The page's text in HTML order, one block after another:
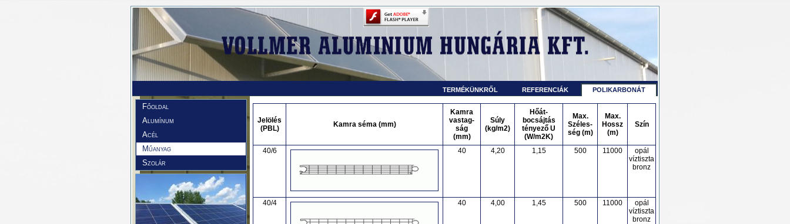
TERMÉKÜNKRŐL REFERENCIÁK POLIKARBONÁT
Főoldal
Alumínum
Acél
Műanyag
Szolár
Jelölés
(PBL)
Kamra séma (mm)
Kamra
vastag-
ság
(mm)
Súly
(kg/m2)
Hőát-
bocsájtás
tényező U
(W/m2K)
Max.
Széles-
ség (m)
Max.
Hossz
(m)
Szín
40/6 40 4,20 1,15 500 11000
opál
víztiszta
bronz
40/4 40 4,00 1,45 500 11000
opál
víztiszta
bronz